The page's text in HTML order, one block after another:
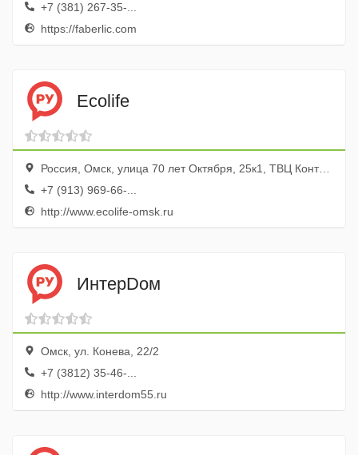
+7 (381) 267-35-...
https://faberlic.com
Ecolife
Россия, Омск, улица 70 лет Октября, 25к1, ТВЦ Континент, эт. 1
+7 (913) 969-66-...
http://www.ecolife-omsk.ru
ИнтерDом
Омск, ул. Конева, 22/2
+7 (3812) 35-46-...
http://www.interdom55.ru